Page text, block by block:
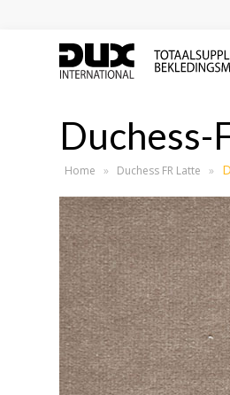
Duchess-
Home » Duchess FR Latte »